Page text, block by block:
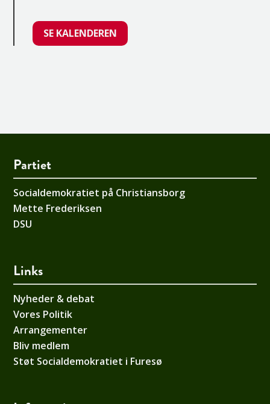
SE KALENDEREN
Partiet
Socialdemokratiet på Christiansborg
Mette Frederiksen
DSU
Links
Nyheder & debat
Vores Politik
Arrangementer
Bliv medlem
Støt Socialdemokratiet i Furesø